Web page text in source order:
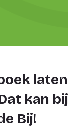
laten
kan bij
Bij!